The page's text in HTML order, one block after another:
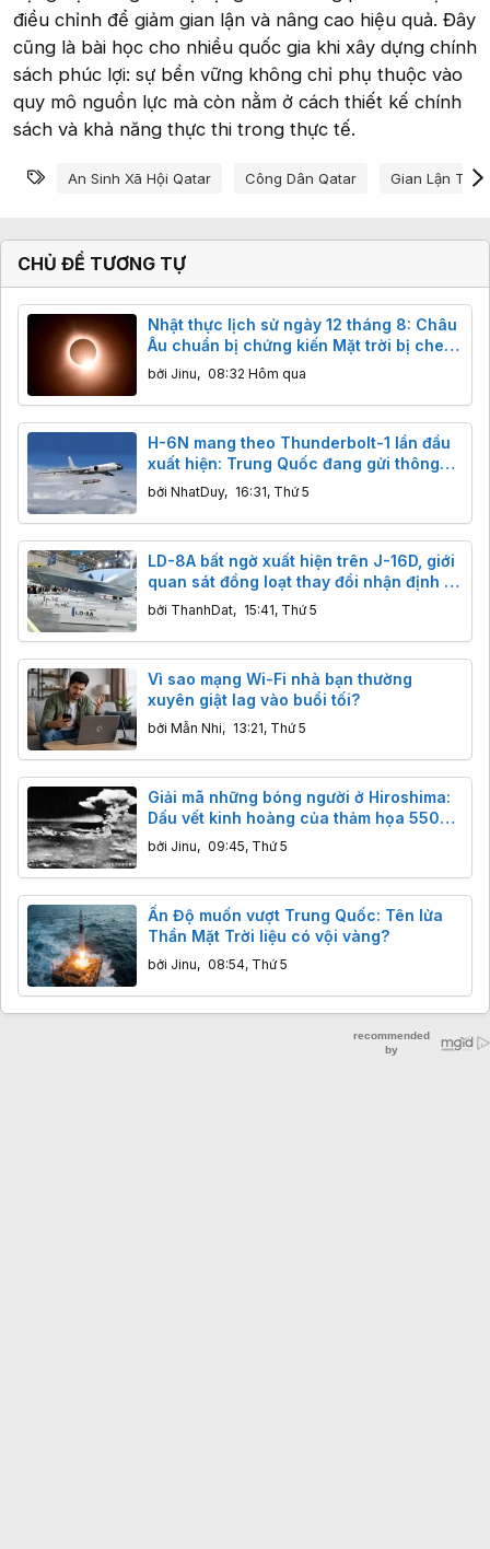
điều chỉnh để giảm gian lận và nâng cao hiệu quả. Đây
cũng là bài học cho nhiều quốc gia khi xây dựng chính
sách phúc lợi: sự bền vững không chỉ phụ thuộc vào
quy mô nguồn lực mà còn nằm ở cách thiết kế chính
sách và khả năng thực thi trong thực tế.
Từ khóa
An Sinh Xã Hội Qatar Công Dân Qatar Gian Lận Trợ
CHỦ ĐỀ TƯƠNG TỰ
Nhật thực lịch sử ngày 12 tháng 8: Châu
Âu chuẩn bị chứng kiến Mặt trời bị che
khuất gần 98%
bởi Jinu, 08:32 Hôm qua
H-6N mang theo Thunderbolt-1 lần đầu
xuất hiện: Trung Quốc đang gửi thông
điệp gì tới các nhóm tàu sân bay?
bởi NhatDuy, 16:31, Thứ 5
LD-8A bất ngờ xuất hiện trên J-16D, giới
quan sát đồng loạt thay đổi nhận định về
tên lửa chống radar mới của Trung
bởi ThanhDat, 15:41, Thứ 5
Vì sao mạng Wi-Fi nhà bạn thường
xuyên giật lag vào buổi tối?
bởi Mẫn Nhi, 13:21, Thứ 5
Giải mã những bóng người ở Hiroshima:
Dấu vết kinh hoàng của thảm họa 5500
độ C
bởi Jinu, 09:45, Thứ 5
Ấn Độ muốn vượt Trung Quốc: Tên lửa
Thần Mặt Trời liệu có vội vàng?
bởi Jinu, 08:54, Thứ 5